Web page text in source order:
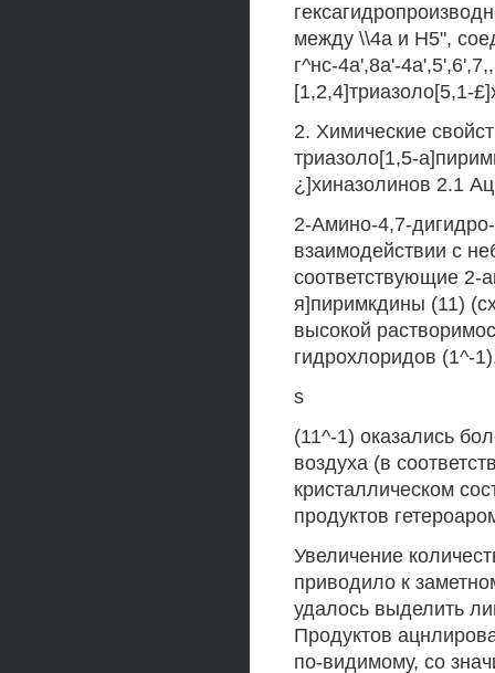
между \\4а и Н5",
г^нс-4а',8а'-
[1,2,4]триазоло[5,1-
2. Химические
триазоло[1,5-
¿]хиназолинов 2.1
2-Амино-4,7-
взаимодействии с
соответствующие 2-
я]пиримкдины (11)
высокой
гидрохлоридов (1^-
s
(11^-1) оказались
воздуха (в
кристаллическом
продуктов
Увеличение
приводило к
удалось выделить
Продуктов
по-видимому, со